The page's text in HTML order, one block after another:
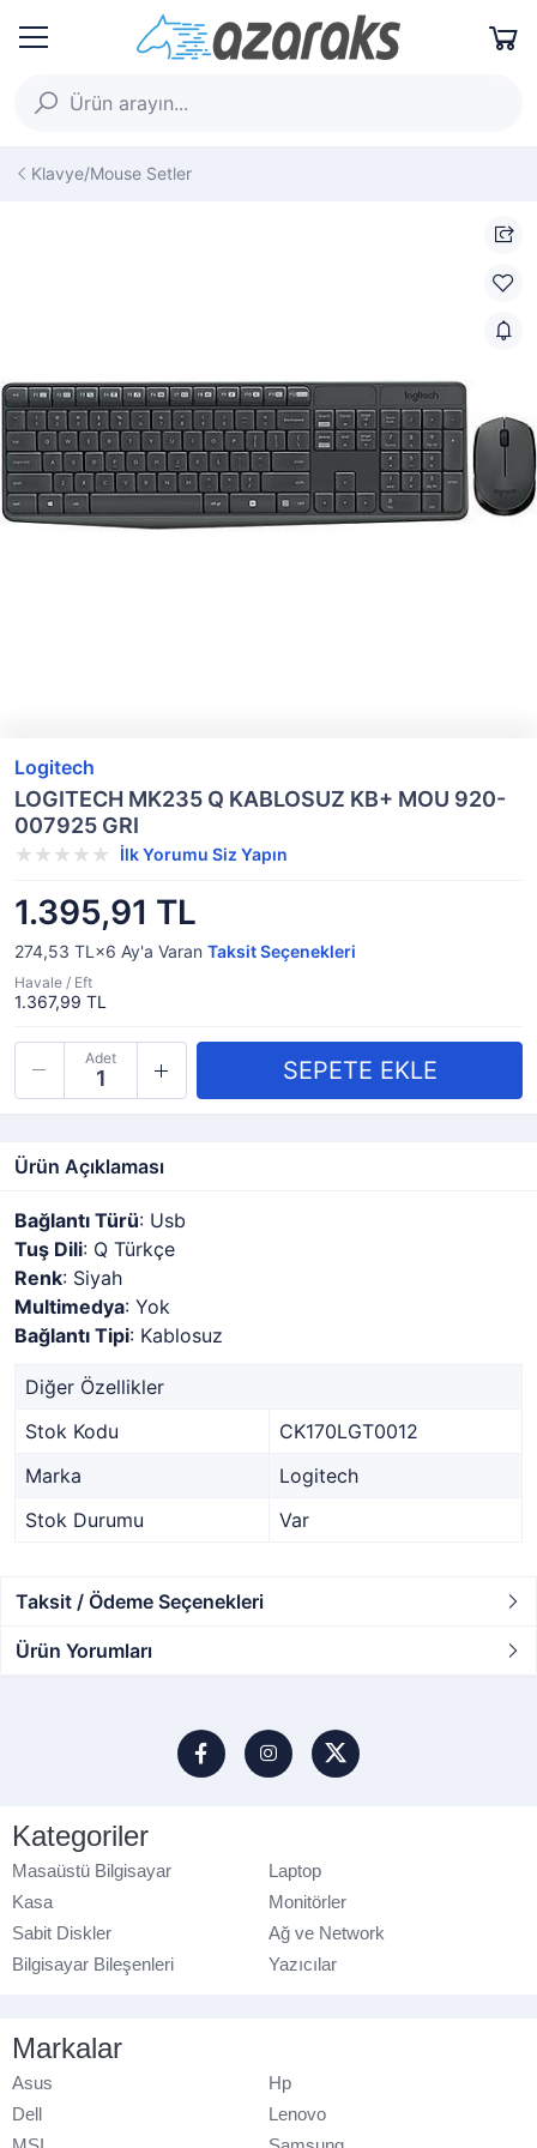
Klavye/Mouse Setler
Logitech
LOGITECH MK235 Q KABLOSUZ KB+ MOU 920-
007925 GRI
İlk Yorumu Siz Yapın
1.395,91 TL
274,53 TL×6 Ay'a Varan Taksit Seçenekleri
Havale / Eft
1.367,99 TL
Adet
Ürün Açıklaması
Bağlantı Türü: Usb
Tuş Dili: Q Türkçe
Renk: Siyah
Multimedya: Yok
Bağlantı Tipi: Kablosuz
Diğer Özellikler
Stok Kodu
CK170LGT0012
Marka
Logitech
Stok Durumu
Var
Taksit / Ödeme Seçenekleri
Ürün Yorumları
Kategoriler
Masaüstü Bilgisayar
Laptop
Kasa
Monitörler
Sabit Diskler
Ağ ve Network
Bilgisayar Bileşenleri
Yazıcılar
Markalar
Asus
Hp
Dell
Lenovo